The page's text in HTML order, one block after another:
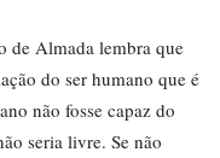
de Almada lembra que
do ser humano que é
não fosse capaz do
seria livre. Se não